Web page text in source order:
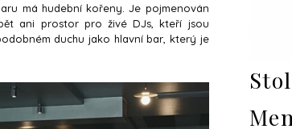
má hudební kořeny. Je pojmenován
ani prostor pro živé DJs, kteří jsou
duchu jako hlavní bar, který je